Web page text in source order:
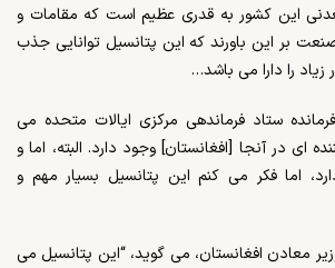
این کشور به قدری عظیم است که مقامات و
بر این باورند که این پتانسیل توانایی جذب
را دارا می باشد…
ستاد فرماندهی مرکزی ایالات متحده می
ای در آنجا [افغانستان] وجود دارد. البته، اما و
اما فکر می کنم این پتانسیل بسیار مهم و
معادن افغانستان، می گوید، “این پتانسیل می